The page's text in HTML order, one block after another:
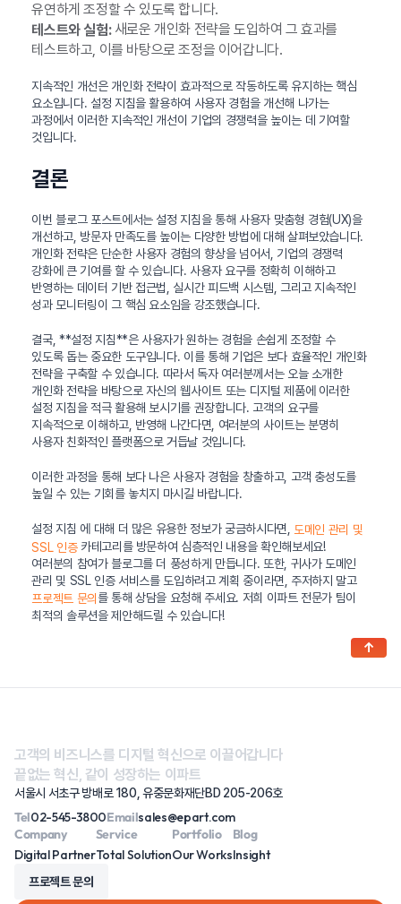
유연하게 조정할 수 있도록 합니다.
테스트와 실험:새로운 개인화 전략을 도입하여 그 효과를
테스트하고, 이를 바탕으로 조정을 이어갑니다.
지속적인 개선은 개인화 전략이 효과적으로 작동하도록 유지하는 핵심
요소입니다. 설정 지침을 활용하여 사용자 경험을 개선해 나가는
과정에서 이러한 지속적인 개선이 기업의 경쟁력을 높이는 데 기여할
것입니다.
결론
이번 블로그 포스트에서는 설정 지침을 통해 사용자 맞춤형 경험(UX)을
개선하고, 방문자 만족도를 높이는 다양한 방법에 대해 살펴보았습니다.
개인화 전략은 단순한 사용자 경험의 향상을 넘어서, 기업의 경쟁력
강화에 큰 기여를 할 수 있습니다. 사용자 요구를 정확히 이해하고
반영하는 데이터 기반 접근법, 실시간 피드백 시스템, 그리고 지속적인
성과 모니터링이 그 핵심 요소임을 강조했습니다.
결국, **설정 지침**은 사용자가 원하는 경험을 손쉽게 조정할 수
있도록 돕는 중요한 도구입니다. 이를 통해 기업은 보다 효율적인 개인화
전략을 구축할 수 있습니다. 따라서 독자 여러분께서는 오늘 소개한
개인화 전략을 바탕으로 자신의 웹사이트 또는 디지털 제품에 이러한
설정 지침을 적극 활용해 보시기를 권장합니다. 고객의 요구를
지속적으로 이해하고, 반영해 나간다면, 여러분의 사이트는 분명히
사용자 친화적인 플랫폼으로 거듭날 것입니다.
이러한 과정을 통해 보다 나은 사용자 경험을 창출하고, 고객 충성도를
높일 수 있는 기회를 놓치지 마시길 바랍니다.
설정 지침 에 대해 더 많은 유용한 정보가 궁금하시다면,
도메인 관리 및
SSL 인증카테고리를 방문하여 심층적인 내용을 확인해보세요!
여러분의 참여가 블로그를 더 풍성하게 만듭니다. 또한, 귀사가 도메인
관리 및 SSL 인증 서비스를 도입하려고 계획 중이라면, 주저하지 말고
프로젝트 문의 를 통해 상담을 요청해 주세요. 저희 이파트 전문가 팀이
최적의 솔루션을 제안해드릴 수 있습니다!
고객의 비즈니스를 디지털 혁신으로 이끌어갑니다
끝없는 혁신, 같이 성장하는 이파트
서울시 서초구 방배로 180, 유중문화재단BD 205-206호
Tel02-545-3800Emailsales@epart.com
Company
Digital Partner
Service
Total Solution
Portfolio
Our Works
Blog
Insight
프로젝트 문의
↑